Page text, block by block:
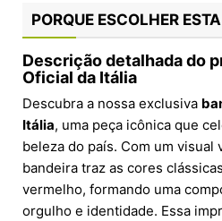
PORQUE ESCOLHER
Descrição detalhada do
Oficial da Itália
Descubra a nossa exclusiva
Itália, uma peça icônica que
beleza do país. Com um visual
bandeira traz as cores
vermelho, formando uma
orgulho e identidade. Essa